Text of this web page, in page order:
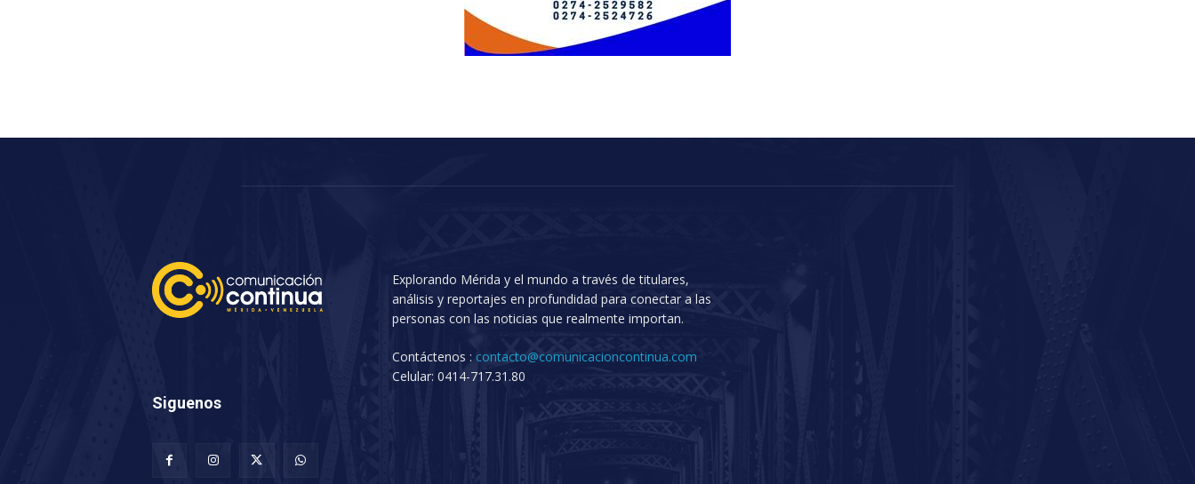
Explorando Mérida y el mundo a través de titulares,
análisis y reportajes en profundidad para conectar a las
personas con las noticias que realmente importan.
Contáctenos : contacto@comunicacioncontinua.com
Celular: 0414-717.31.80
Siguenos